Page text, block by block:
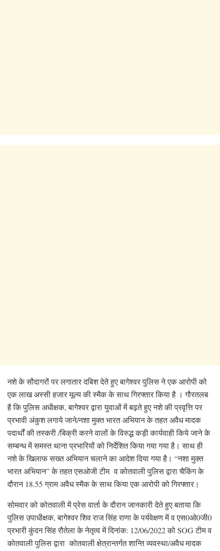
नशे के सौदागरों पर लगातार दबिश देते हुए बागेश्वर पुलिस ने एक आरोपी को
एक लाख अस्सी हजार मूल्य की स्मैक के साथ गिरफ्तार किया है । गौरतलब
है कि पुलिस अधीक्षक, बागेश्वर द्वारा युवाओं में बढ़ते हुए नशे की प्रवृत्ति पर
प्रभावी अंकुश लगाये जाने/नशा मुक्त भारत अभियान के तहत अवैध मादक
पदार्थों की तस्करी /बिक्री करने वालों के विरुद्ध कड़ी कार्यवाही किये जाने के
सम्बन्ध में समस्त थाना प्रभारियों को निर्देशित किया गया गया है। साथ ही
नशे के खिलाफ सख्त अभियान चलाने का आदेश दिया गया है। “नशा मुक्त
भारत अभियान” के तहत एसओजी टीम व कोतवाली पुलिस द्वारा चैकिंग के
दौरान 18.55 ग्राम अवैध स्मैक के साथ किया एक आरोपी को गिरफ्तार।
सोमवार को कोतवाली में प्रेस वार्ता के दौरान जानकारी देते हुए बताया कि
पुलिस उपाधीक्षक, बागेश्वर शिव राज सिंह राणा के पर्यवेक्षण में व एस0ओ0जी0
प्रभारी कुंदन सिंह रौतेला के नेतृत्व में दिनांक: 12/06/2022 को SOG टीम व
कोतवाली पुलिस द्वारा कोतवाली क्षेत्रान्तर्गत शान्ति व्यवस्था/अवैध मादक